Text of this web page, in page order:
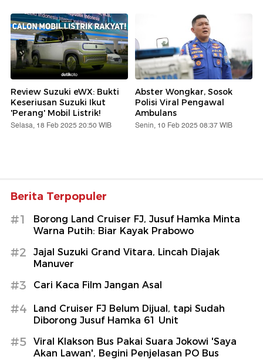
Review Suzuki eWX: Bukti
Keseriusan Suzuki Ikut
'Perang' Mobil Listrik!
Selasa, 18 Feb 2025 20:50 WIB
Abster Wongkar, Sosok
Polisi Viral Pengawal
Ambulans
Senin, 10 Feb 2025 08:37 WIB
Berita Terpopuler
#1
Borong Land Cruiser FJ, Jusuf Hamka Minta
Warna Putih: Biar Kayak Prabowo
#2
Jajal Suzuki Grand Vitara, Lincah Diajak
Manuver
#3 Cari Kaca Film Jangan Asal
#4
Land Cruiser FJ Belum Dijual, tapi Sudah
Diborong Jusuf Hamka 61 Unit
#5
Viral Klakson Bus Pakai Suara Jokowi 'Saya
Akan Lawan', Begini Penjelasan PO Bus